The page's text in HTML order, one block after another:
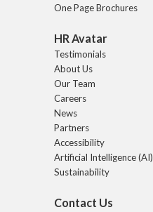
One Page Brochures
HR Avatar
Testimonials
About Us
Our Team
Careers
News
Partners
Accessibility
Artificial Intelligence (AI)
Sustainability
Contact Us